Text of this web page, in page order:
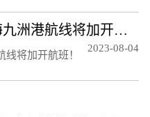
即日起，深圳蛇口⇋珠海九洲港航线将加开航班！
将加开航班！
2023-08-04